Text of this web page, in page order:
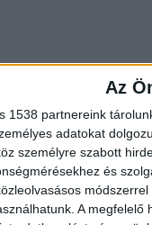
Az
1538 partnereink
adatokat
személyre szabott
és
A